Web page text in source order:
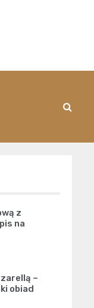
z
na
–
obiad